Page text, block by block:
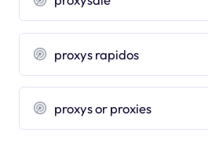
proxys rapidos
proxys or proxies